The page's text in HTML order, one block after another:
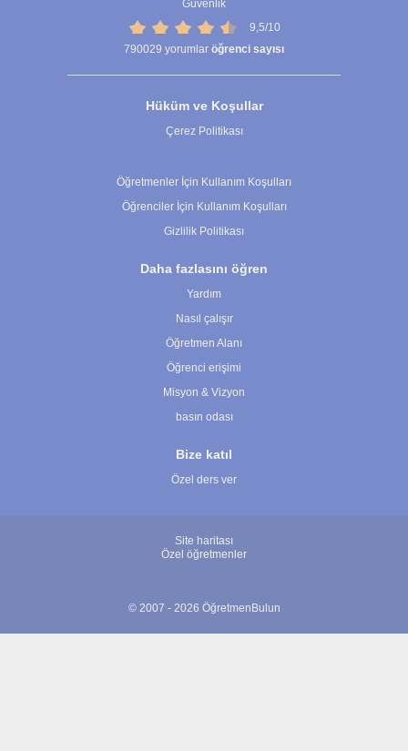
Güvenlik
9,5/10
790029 yorumlar öğrenci sayısı
Hüküm ve Koşullar
Çerez Politikası
Öğretmenler İçin Kullanım Koşulları
Öğrenciler İçin Kullanım Koşulları
Gizlilik Politikası
Daha fazlasını öğren
Yardım
Nasıl çalışır
Öğretmen Alanı
Öğrenci erişimi
Misyon & Vizyon
basın odası
Bize katıl
Özel ders ver
Site haritası
Özel öğretmenler
© 2007 - 2026 ÖğretmenBulun